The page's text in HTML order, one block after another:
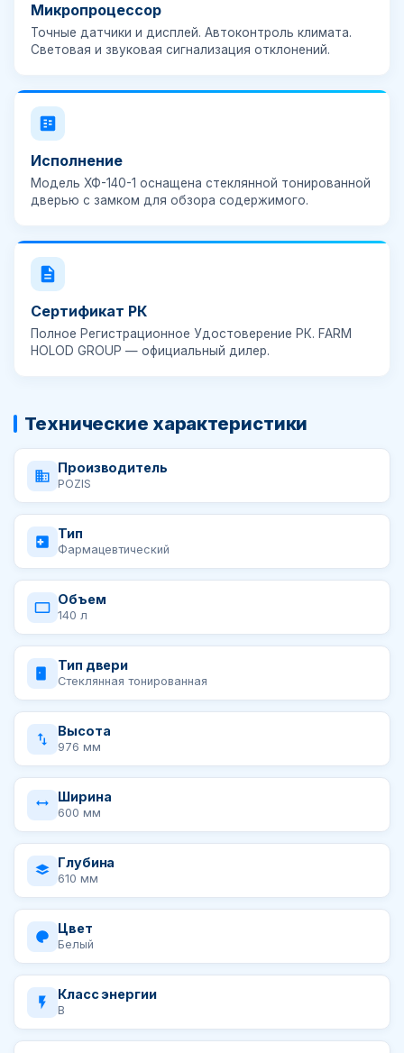
Микропроцессор
Точные датчики и дисплей. Автоконтроль климата.
Световая и звуковая сигнализация отклонений.
Исполнение
Модель ХФ-140-1 оснащена стеклянной тонированной
дверью с замком для обзора содержимого.
Сертификат РК
Полное Регистрационное Удостоверение РК. FARM
HOLOD GROUP — официальный дилер.
Технические характеристики
Производитель
POZIS
Тип
Фармацевтический
Объем
140 л
Тип двери
Стеклянная тонированная
Высота
976 мм
Ширина
600 мм
Глубина
610 мм
Цвет
Белый
Класс энергии
B